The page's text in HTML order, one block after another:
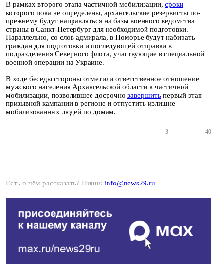
В рамках второго этапа частичной мобилизации, сроки
которого пока не определены, архангельские резервисты по-
прежнему будут направляться на базы военного ведомства
страны в Санкт-Петербург для необходимой подготовки.
Параллельно, со слов адмирала, в Поморье будут набирать
граждан для подготовки и последующей отправки в
подразделения Северного флота, участвующие в специальной
военной операции на Украине.
В ходе беседы стороны отметили ответственное отношение
мужского населения Архангельской области к частичной
мобилизации, позволившее досрочно завершить первый этап
призывной кампании в регионе и отпустить излишне
мобилизованных людей по домам.
3 40
Есть о чём рассказать? Пиши: info@news29.ru